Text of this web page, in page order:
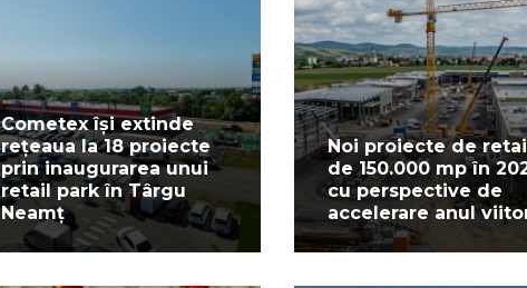
Cometex își extinde
rețeaua la 18 proiecte
prin inaugurarea unui
retail park în Târgu
Neamț
Noi proiecte de
de 150.000 mp în
cu perspective de
accelerare anul